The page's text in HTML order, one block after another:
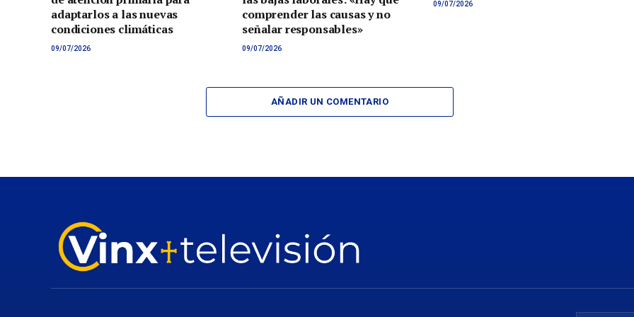
adaptarlos a las nuevas
condiciones climáticas
09/07/2026
comprender las causas y no
señalar responsables»
09/07/2026
09/07/2026
AÑADIR UN COMENTARIO